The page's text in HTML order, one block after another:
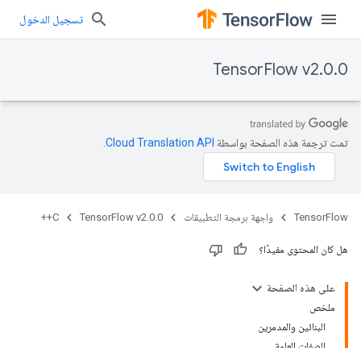
تسجيل الدخول
TensorFlow v2.0.0
تمت ترجمة هذه الصفحة بواسطة Cloud Translation API‏
TensorFlow واجهة برمجة التطبيقات TensorFlow v2.0.0
C++
هل كان المحتوى مفيدًا؟
على هذه الصفحة
ملخص
البنائين والمدمرين